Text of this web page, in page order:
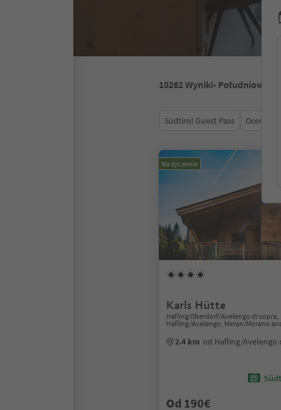
10262Wyniki- Południowy
Südtirol Guest Pass Ocena
Na życzenie
Karls Hütte
Hafling Oberdorf/Avelengo di sopra,
Hafling/Avelengo, Meran/Merano
2.4 km od Hafling/Avelengo
Od 190€